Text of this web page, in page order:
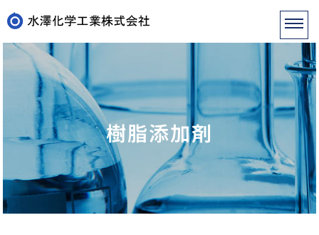
樹脂添加剤